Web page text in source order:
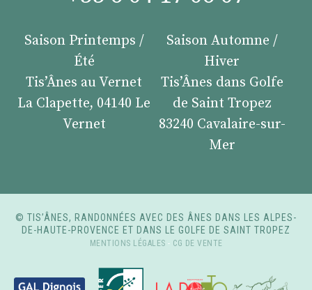
Saison Printemps /
Été
Tis’Ânes au Vernet
La Clapette, 04140 Le
Vernet
Saison Automne /
Hiver
Tis’Ânes dans Golfe
de Saint Tropez
83240 Cavalaire-sur-
Mer
© TIS’ÂNES, RANDONNÉES AVEC DES ÂNES DANS LES ALPES-
DE-HAUTE-PROVENCE ET DANS LE GOLFE DE SAINT TROPEZ
MENTIONS LÉGALES - CG DE VENTE